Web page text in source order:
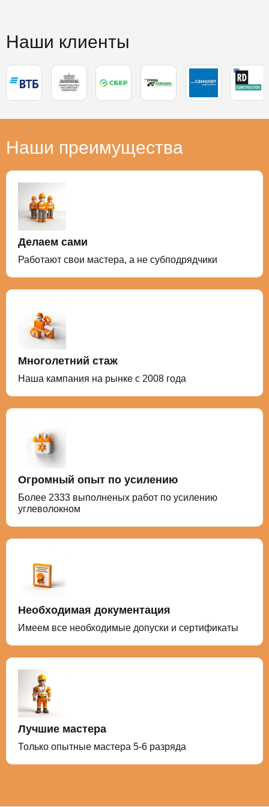
Наши клиенты
Наши преимущества
Делаем сами
Работают свои мастера, а не субподрядчики
Многолетний стаж
Наша кампания на рынке с 2008 года
Огромный опыт по усилению
Более 2333 выполненых работ по усилению
углеволокном
Необходимая документация
Имеем все необходимые допуски и сертификаты
Лучшие мастера
Только опытные мастера 5-6 разряда